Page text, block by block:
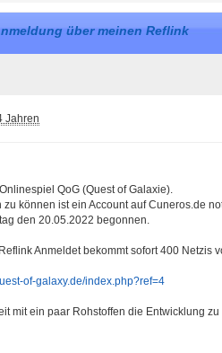
über meinen Reflink
Jahren
QoG (Quest of Galaxie).
zu können ist ein Account auf Cuneros.de
den 20.05.2022 begonnen.
Anmeldet bekommt sofort 400 Netzis
of-galaxy.de/index.php?ref=4
mit ein paar Rohstoffen die Entwicklung